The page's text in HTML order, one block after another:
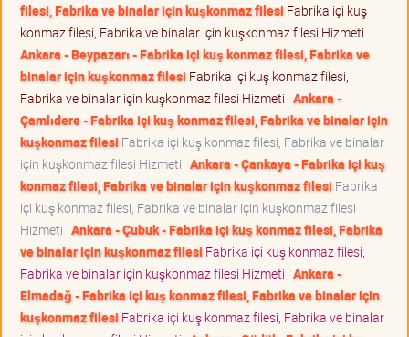
filesi, Fabrika ve binalar için kuşkonmaz filesi Fabrika içi kuş
konmaz filesi, Fabrika ve binalar için kuşkonmaz filesi Hizmeti
Ankara - Beypazarı - Fabrika içi kuş konmaz filesi, Fabrika ve
binalar için kuşkonmaz filesi Fabrika içi kuş konmaz filesi,
Fabrika ve binalar için kuşkonmaz filesi Hizmeti Ankara -
Çamlıdere - Fabrika içi kuş konmaz filesi, Fabrika ve binalar için
kuşkonmaz filesi Fabrika içi kuş konmaz filesi, Fabrika ve binalar
için kuşkonmaz filesi Hizmeti Ankara - Çankaya - Fabrika içi kuş
konmaz filesi, Fabrika ve binalar için kuşkonmaz filesi Fabrika
içi kuş konmaz filesi, Fabrika ve binalar için kuşkonmaz filesi
Hizmeti Ankara - Çubuk - Fabrika içi kuş konmaz filesi, Fabrika
ve binalar için kuşkonmaz filesi Fabrika içi kuş konmaz filesi,
Fabrika ve binalar için kuşkonmaz filesi Hizmeti Ankara -
Elmadağ - Fabrika içi kuş konmaz filesi, Fabrika ve binalar için
kuşkonmaz filesi Fabrika içi kuş konmaz filesi, Fabrika ve binalar